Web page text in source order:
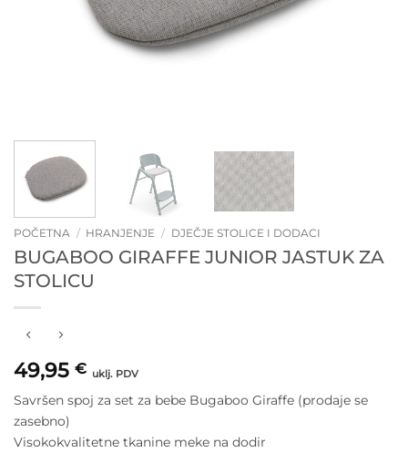
POČETNA / HRANJENJE / DJEČJE STOLICE I DODACI
BUGABOO GIRAFFE JUNIOR JASTUK ZA
STOLICU
49,95 € uklj. PDV
Savršen spoj za set za bebe Bugaboo Giraffe (prodaje se
zasebno)
Visokokvalitetne tkanine meke na dodir